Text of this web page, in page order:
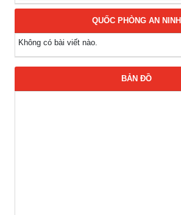
QUỐC PHÒNG AN NINH
Không có bài viết nào.
BẢN ĐỒ